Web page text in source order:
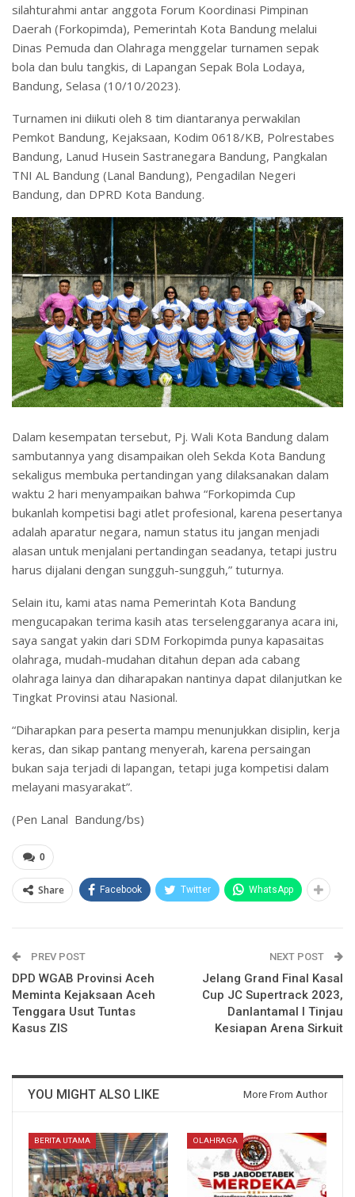
silahturahmi antar anggota Forum Koordinasi Pimpinan
Daerah (Forkopimda), Pemerintah Kota Bandung melalui
Dinas Pemuda dan Olahraga menggelar turnamen sepak
bola dan bulu tangkis, di Lapangan Sepak Bola Lodaya,
Bandung, Selasa (10/10/2023).
Turnamen ini diikuti oleh 8 tim diantaranya perwakilan
Pemkot Bandung, Kejaksaan, Kodim 0618/KB, Polrestabes
Bandung, Lanud Husein Sastranegara Bandung, Pangkalan
TNI AL Bandung (Lanal Bandung), Pengadilan Negeri
Bandung, dan DPRD Kota Bandung.
Dalam kesempatan tersebut, Pj. Wali Kota Bandung dalam
sambutannya yang disampaikan oleh Sekda Kota Bandung
sekaligus membuka pertandingan yang dilaksanakan dalam
waktu 2 hari menyampaikan bahwa “Forkopimda Cup
bukanlah kompetisi bagi atlet profesional, karena pesertanya
adalah aparatur negara, namun status itu jangan menjadi
alasan untuk menjalani pertandingan seadanya, tetapi justru
harus dijalani dengan sungguh-sungguh,” tuturnya.
Selain itu, kami atas nama Pemerintah Kota Bandung
mengucapakan terima kasih atas terselenggaranya acara ini,
saya sangat yakin dari SDM Forkopimda punya kapasaitas
olahraga, mudah-mudahan ditahun depan ada cabang
olahraga lainya dan diharapakan nantinya dapat dilanjutkan ke
Tingkat Provinsi atau Nasional.
“Diharapkan para peserta mampu menunjukkan disiplin, kerja
keras, dan sikap pantang menyerah, karena persaingan
bukan saja terjadi di lapangan, tetapi juga kompetisi dalam
melayani masyarakat”.
(Pen Lanal Bandung/bs)
0
Share Facebook Twitter WhatsApp
PREV POST
DPD WGAB Provinsi Aceh
Meminta Kejaksaan Aceh
Tenggara Usut Tuntas
Kasus ZIS
NEXT POST
Jelang Grand Final Kasal
Cup JC Supertrack 2023,
Danlantamal I Tinjau
Kesiapan Arena Sirkuit
YOU MIGHT ALSO LIKE More From Author
BERITA UTAMA OLAHRAGA